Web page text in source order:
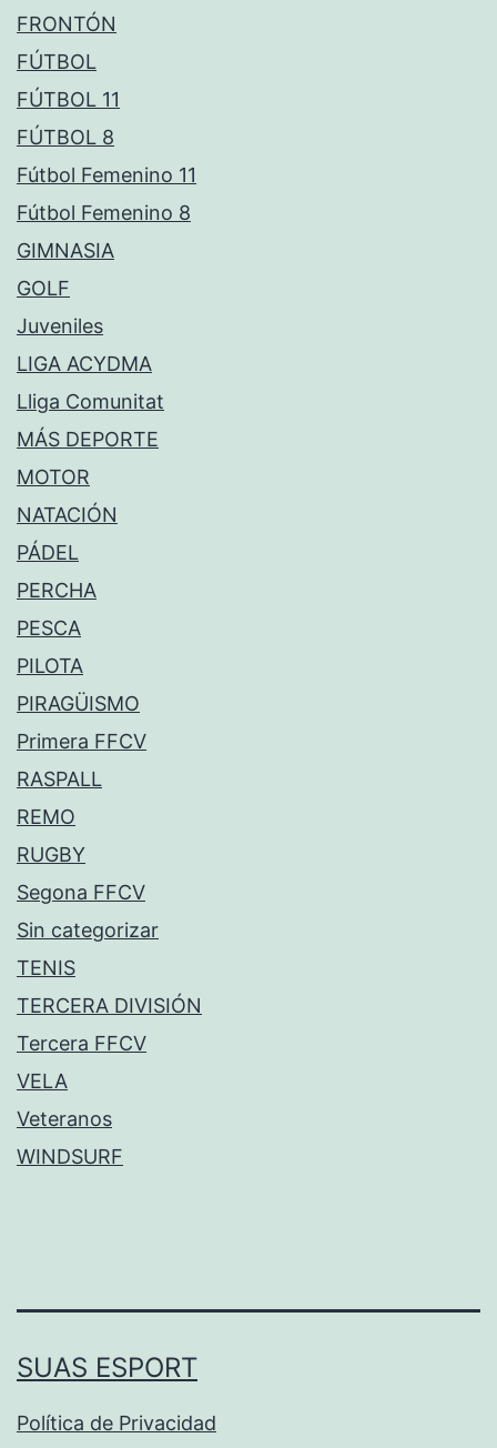
FRONTÓN
FÚTBOL
FÚTBOL 11
FÚTBOL 8
Fútbol Femenino 11
Fútbol Femenino 8
GIMNASIA
GOLF
Juveniles
LIGA ACYDMA
Lliga Comunitat
MÁS DEPORTE
MOTOR
NATACIÓN
PÁDEL
PERCHA
PESCA
PILOTA
PIRAGÜISMO
Primera FFCV
RASPALL
REMO
RUGBY
Segona FFCV
Sin categorizar
TENIS
TERCERA DIVISIÓN
Tercera FFCV
VELA
Veteranos
WINDSURF
SUAS ESPORT
Política de Privacidad